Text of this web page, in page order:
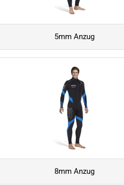
5mm Anzug
8mm Anzug